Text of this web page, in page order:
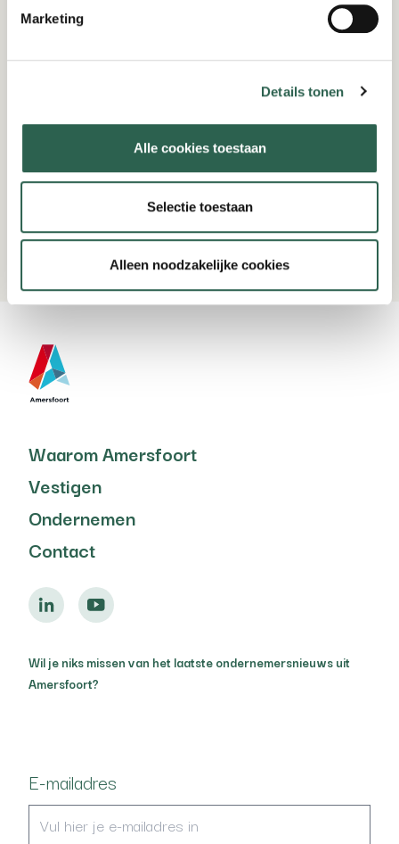
Marketing
Details tonen
Alle cookies toestaan
Selectie toestaan
Alleen noodzakelijke cookies
Bekijk alle artikelen
Waarom Amersfoort
Vestigen
Ondernemen
Contact
Wil je niks missen van het laatste ondernemersnieuws uit
Amersfoort?
E-mailadres